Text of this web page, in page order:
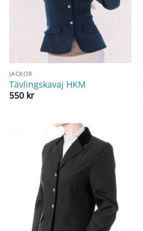
JACKOR
Tävlingskavaj HKM
550 kr